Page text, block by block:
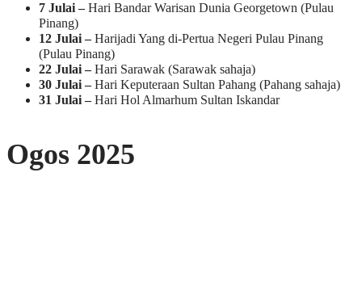
7 Julai –Hari Bandar Warisan Dunia Georgetown (Pulau
Pinang)
12 Julai –Harijadi Yang di-Pertua Negeri Pulau Pinang
(Pulau Pinang)
22 Julai –Hari Sarawak (Sarawak sahaja)
30 Julai –Hari Keputeraan Sultan Pahang (Pahang sahaja)
31 Julai –Hari Hol Almarhum Sultan Iskandar
Ogos 2025